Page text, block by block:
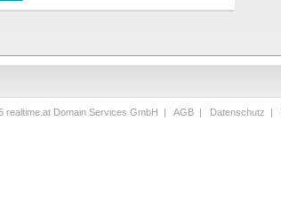
realtime.at Domain Services GmbH | AGB | Datenschutz |